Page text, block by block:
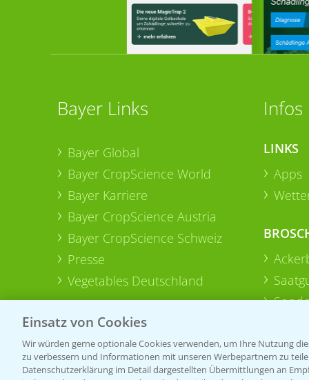
Bayer Links
Bayer Global
Bayer CropScience World
Bayer Karriere
Bayer CropScience Austria
Bayer CropScience Schweiz
Presse
Vegetables Deutschland
Infos
LINKS
Apps
Einsatz von Cookies
Wir würden gerne optionale Cookies verwenden, um Ihre Nutzung
zu verbessern und Informationen mit unseren Werbepartnern zu
Datenschutzerklärung im Detail dargestellten Übermittlungen an